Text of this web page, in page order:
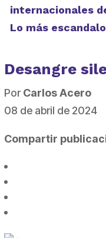
internacionales
Lo más
Desangre
PorCarlos Acero
08 de abril de 2024
Compartir